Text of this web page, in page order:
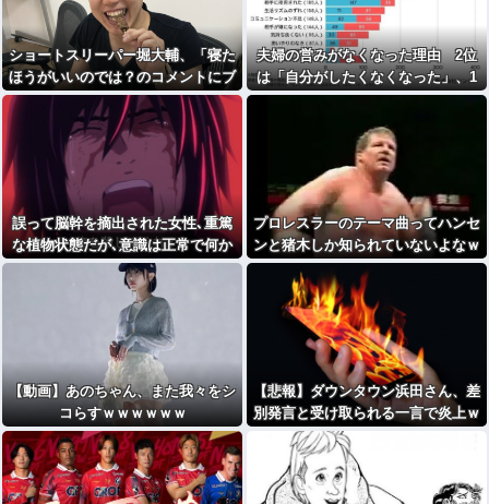
ショートスリーパー堀大輔、「寝た
ほうがいいのでは？のコメントにブ
チギレ
夫婦の営みがなくなった理由 2位
は「自分がしたくなくなった」、1
位は…
誤って脳幹を摘出された女性､重篤
な植物状態だが､意識は正常で何か
を思考していると判明
プロレスラーのテーマ曲ってハンセ
ンと猪木しか知られていないよなｗ
【動画】あのちゃん、また我々をシ
コらすｗｗｗｗｗｗ
【悲報】ダウンタウン浜田さん、差
別発言と受け取られる一言で炎上ｗ
ｗｗｗ